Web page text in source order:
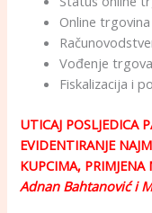
Online
Vođenje
Fiskalizacija i
UTICAJ POSLJEDICA
EVIDENTIRANJE
KUPCIMA,
Adnan Bahtanović i